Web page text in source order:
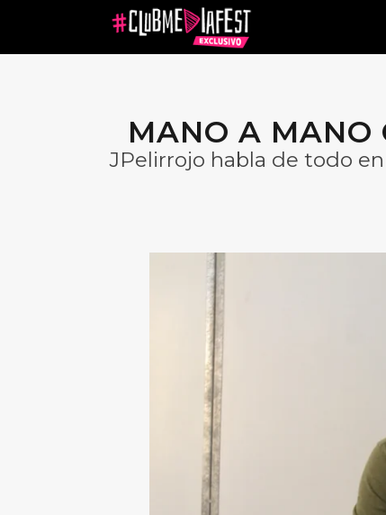
MANO A MANO
JPelirrojo habla de todo